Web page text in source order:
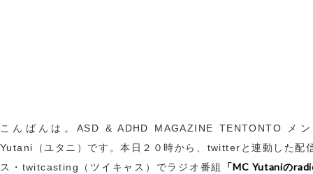
こんばんは。ASD & ADHD MAGAZINE TENTONTO メ
Yutani（ユタニ）です。本日２０時から、twitterと連動した配
ス・twitcasting（ツイキャス）でラジオ番組
「MC Yutaniの